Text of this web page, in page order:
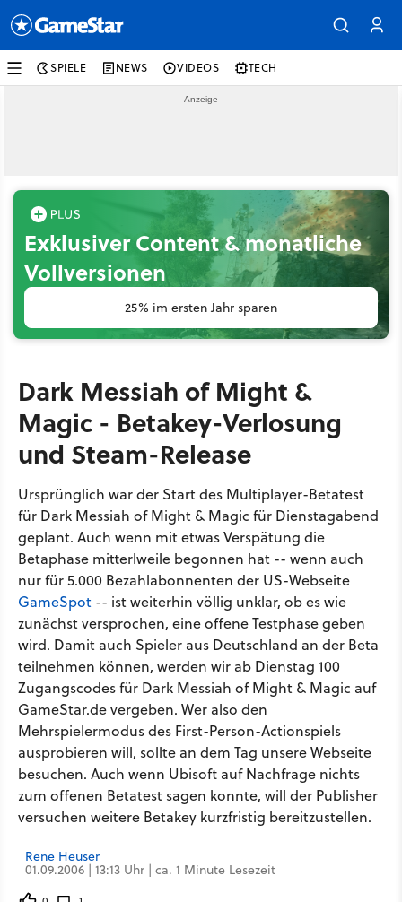
SPIELE NEWS VIDEOS TECH
Exklusiver Content & monatliche
Vollversionen
25% im ersten Jahr sparen
Dark Messiah of Might &
Magic - Betakey-Verlosung
und Steam-Release
Ursprünglich war der Start des Multiplayer-Betatest
für Dark Messiah of Might & Magic für Dienstagabend
geplant. Auch wenn mit etwas Verspätung die
Betaphase mitterlweile begonnen hat -- wenn auch
nur für 5.000 Bezahlabonnenten der US-Webseite
GameSpot -- ist weiterhin völlig unklar, ob es wie
zunächst versprochen, eine offene Testphase geben
wird. Damit auch Spieler aus Deutschland an der Beta
teilnehmen können, werden wir ab Dienstag 100
Zugangscodes für Dark Messiah of Might & Magic auf
GameStar.de vergeben. Wer also den
Mehrspielermodus des First-Person-Actionspiels
ausprobieren will, sollte an dem Tag unsere Webseite
besuchen. Auch wenn Ubisoft auf Nachfrage nichts
zum offenen Betatest sagen konnte, will der Publisher
versuchen weitere Betakey kurzfristig bereitzustellen.
Rene Heuser
01.09.2006 | 13:13 Uhr | ca. 1 Minute Lesezeit